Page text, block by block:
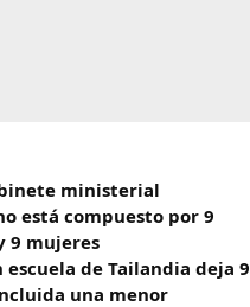
ministerial
está compuesto por 9
9 mujeres
escuela de Tailandia deja 9
una menor